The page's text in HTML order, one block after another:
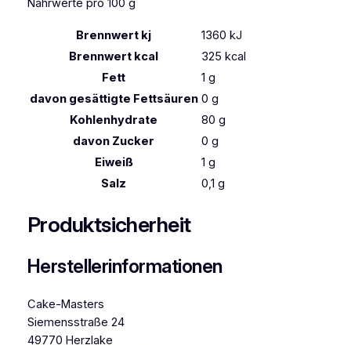
Nährwerte pro 100 g
Brennwert kj 1360 kJ
Brennwert kcal
325 kcal
Fett
1 g
davon gesättigte Fettsäuren 0 g
Kohlenhydrate
80 g
davon Zucker 0 g
Eiweiß
1 g
Salz
0,1 g
Produktsicherheit
Herstellerinformationen
Cake-Masters
Siemensstraße 24
49770 Herzlake